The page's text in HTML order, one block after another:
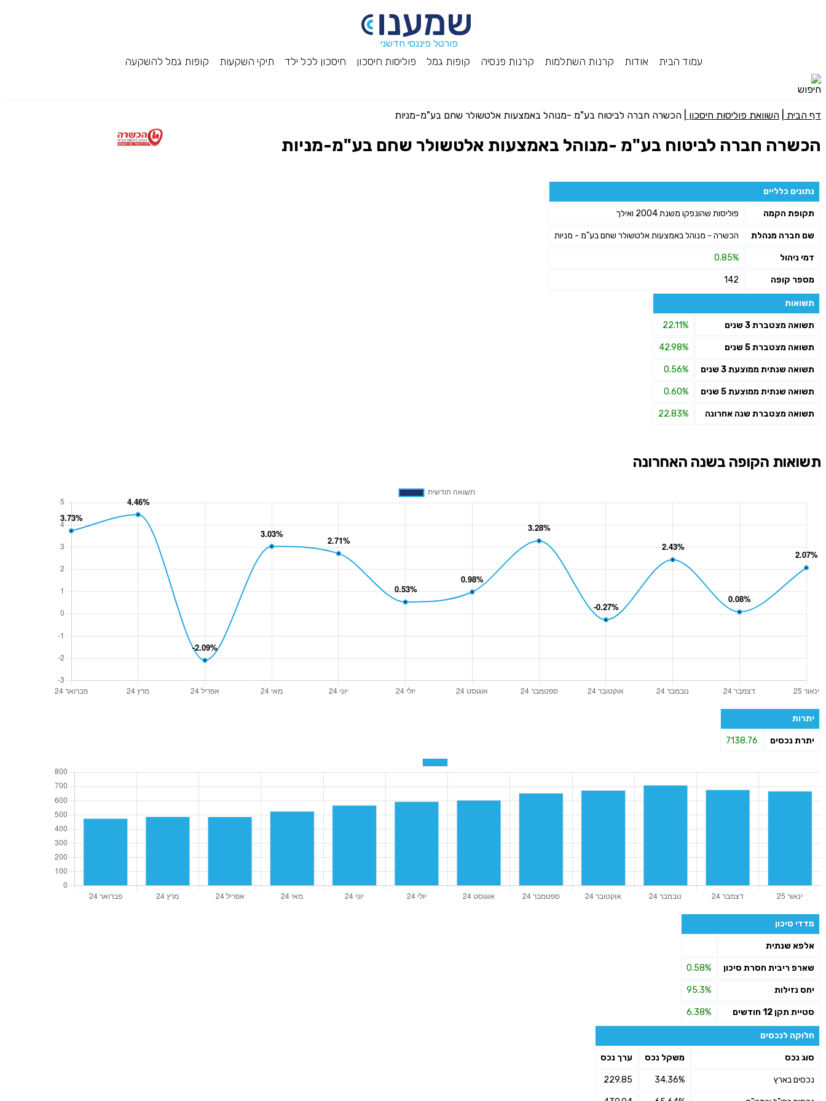
פורטל פיננסי חדשני
עמוד הבית אודות קרנות השתלמות קרנות פנסיה קופות גמל פוליסות חיסכון חיסכון לכל ילד תיקי השקעות קופות גמל להשקעה
דף הבית השוואת פוליסות חיסכון הכשרה חברה לביטוח בע"מ -מנוהל באמצעות אלטשולר שחם בע"מ-מניות
הכשרה חברה לביטוח בע"מ -מנוהל באמצעות אלטשולר שחם בע"מ-מניות
נתונים כלליים
תקופת הקמה פוליסות שהונפקו משנת 2004 ואילך
שם חברה מנהלת הכשרה - מנוהל באמצעות אלטשולר שחם בע"מ - מניות
דמי ניהול 0.85%
מספר קופה 142
תשואות
תשואה מצטברת 3 שנים 22.11%
תשואה מצטברת 5 שנים 42.98%
תשואה שנתית ממוצעת 3 שנים 0.56%
תשואה שנתית ממוצעת 5 שנים 0.60%
תשואה מצטברת שנה אחרונה 22.83%
תשואות הקופה בשנה האחרונה
יתרות
יתרת נכסים 7138.76
מדדי סיכון
אלפא שנתית
שארפ ריבית חסרת סיכון 0.58%
יחס נזילות 95.3%
סטיית תקן 12 חודשים 6.38%
חלוקה לנכסים
סוג נכס משקל נכס ערך נכס
נכסים בארץ 34.36%
229.85